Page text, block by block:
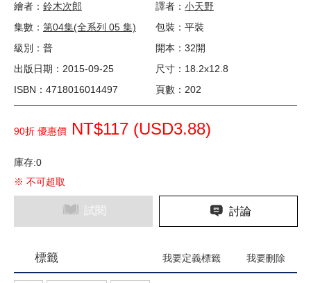
繪者： 鈴木次郎 譯者： 小天野
集數： 第04集(全系列 05 集)
包裝：平裝
級別：普
開本：32開
出版日期：2015-09-25
尺寸：18.2x12.8
ISBN：4718016014497
頁數：202
90折 優惠價 NT$117 (USD3.88)
庫存:0
※ 不可超取
試閱 討論
標籤 我要定義標籤 我要刪除